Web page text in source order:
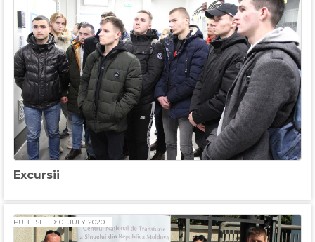
Excursii
PUBLISHED: 01 JULY 2020